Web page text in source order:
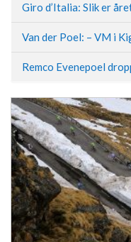
Giro d’Italia: Slik er
Van der Poel: – VM i